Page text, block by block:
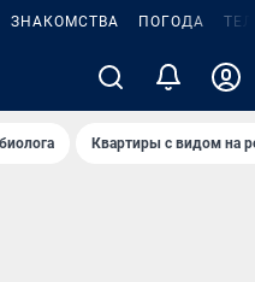
ЗНАКОМСТВА ПОГОДА
Квартиры с видом на